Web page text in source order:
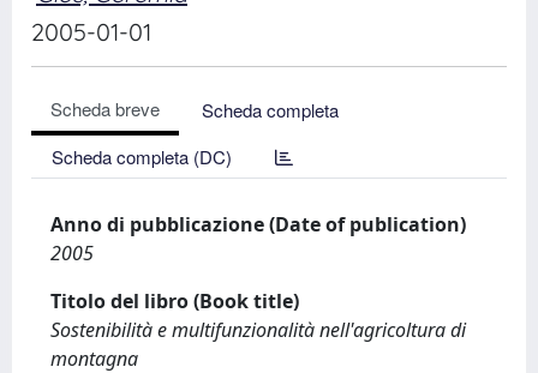
2005-01-01
Scheda breve
Scheda completa
Scheda completa (DC)
Anno di pubblicazione (Date of publication)
2005
Titolo del libro (Book title)
Sostenibilità e multifunzionalità nell'agricoltura di
montagna